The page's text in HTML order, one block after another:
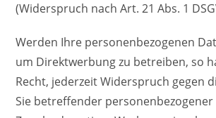
(Widerspruch nach Art. 21 Abs. 1
Werden Ihre personenbezogenen
um Direktwerbung zu betreiben, so
Recht, jederzeit Widerspruch gegen
Sie betreffender personenbezogener